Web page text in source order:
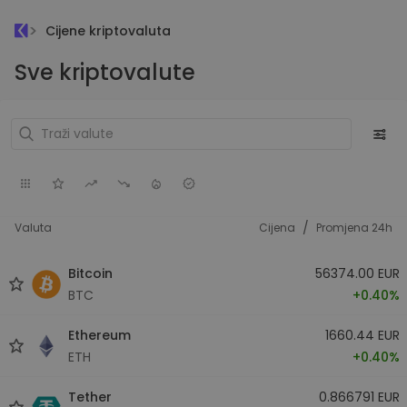
Cijene kriptovaluta
Sve kriptovalute
Valuta Cijena / Promjena 24h
Bitcoin
BTC
56374.00 EUR
+0.40%
Ethereum
ETH
1660.44 EUR
+0.40%
Tether
0.866791 EUR